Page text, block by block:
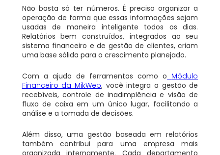
Não basta só ter números. É preciso organizar a
operação de forma que essas informações sejam
usadas de maneira inteligente todos os dias.
Relatórios bem construídos, integrados ao seu
sistema financeiro e de gestão de clientes, criam
uma base sólida para o crescimento planejado.
Com a ajuda de ferramentas como o Módulo
Financeiro da MikWeb, você integra a gestão de
recebíveis, controle de inadimplência e visão de
fluxo de caixa em um único lugar, facilitando a
análise e a tomada de decisões.
Além disso, uma gestão baseada em relatórios
também contribui para uma empresa mais